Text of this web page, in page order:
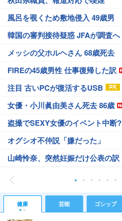
風呂を覗くため敷地侵入 49歳男
韓国の審判接待疑惑 JFAが調査へ
メッシの父ホルヘさん 68歳死去
FIREの45歳男性 仕事復帰した訳
注目 古いPCが復活するUSB
女優・小川眞由美さん死去 86歳
盗撮でSEXY女優のイベント中断?
オグシオ不仲説「嫌だった」
山崎怜奈、突然妊娠だけ公表の訳
健康 芸能 ゴシップ